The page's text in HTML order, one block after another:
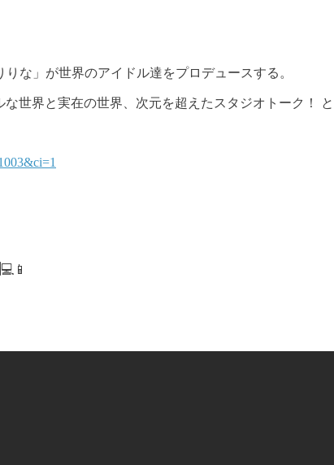
な」が世界のアイドル達をプロデュースする。
世界と実在の世界、次元を超えたスタジオトーク！